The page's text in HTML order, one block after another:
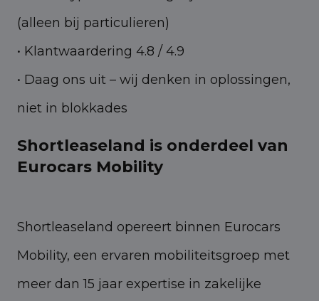
(alleen bij particulieren)
• Klantwaardering 4.8 / 4.9
• Daag ons uit – wij denken in oplossingen,
niet in blokkades
Shortleaseland is onderdeel van
Eurocars Mobility
Shortleaseland opereert binnen Eurocars
Mobility, een ervaren mobiliteitsgroep met
meer dan 15 jaar expertise in zakelijke